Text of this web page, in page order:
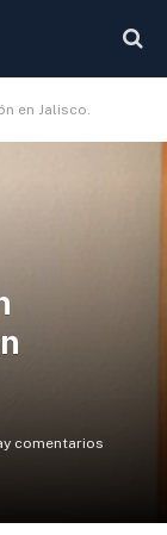
en Jalisco.
comentarios